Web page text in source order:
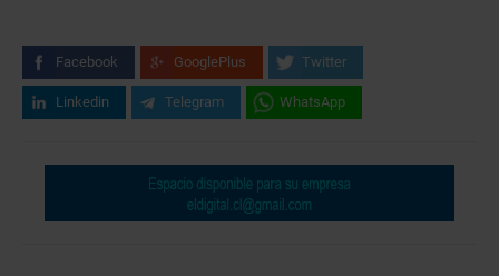
Facebook GooglePlus Twitter
Linkedin Telegram WhatsApp